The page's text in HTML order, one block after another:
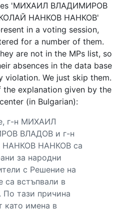
'МИХАИЛ ВЛАДИМИРОВ
НАНКОВ НАНКОВ'
in a voting session,
for a number of them.
are not in the MPs list, so
absences in the data base
violation. We just skip them.
the explanation given by the
(in Bulgarian):
г-н МИХАИЛ
ВЛАДОВ и г-н
НАНКОВ са
за народни
с Решение на
са встъпвали в
По тази причина
като имена в